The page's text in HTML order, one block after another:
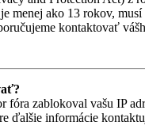
menej ako 13 rokov,
kontaktovať
fóra zablokoval vašu IP
ďalšie informácie